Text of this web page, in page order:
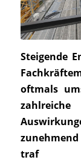
Steigende
oftmals
traf